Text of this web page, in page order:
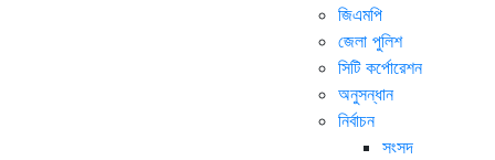
জিএমপি
জেলা পুলিশ
সিটি কর্পোরেশন
অনুসন্ধান
নির্বাচন
সংসদ